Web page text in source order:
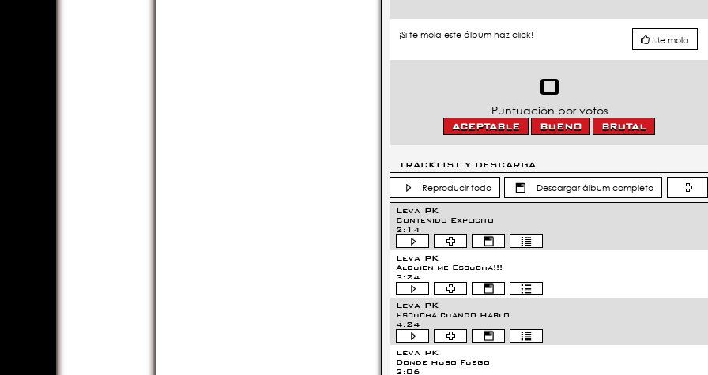
¡Si te mola este álbum haz click! Me mola
0
Puntuación por votos
TRACKLIST Y DESCARGA
Reproducir todo Descargar álbum completo
Leva PK
Contenido Explicito
2:14
Leva PK
Alguien me Escucha!!!
3:24
Leva PK
Escucha cuando Hablo
4:24
Leva PK
Donde Hubo Fuego
3:06